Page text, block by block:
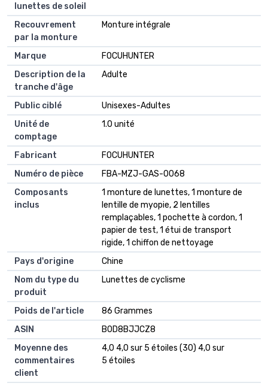
lunettes de soleil
Recouvrement
par la monture
Monture intégrale
Marque
FOCUHUNTER
Description de la
tranche d'âge
Adulte
Public ciblé
Unisexes-Adultes
Unité de
comptage
1.0 unité
Fabricant
FOCUHUNTER
Numéro de pièce
FBA-MZJ-GAS-0068
Composants
inclus
1 monture de lunettes, 1 monture de
lentille de myopie, 2 lentilles
remplaçables, 1 pochette à cordon, 1
papier de test, 1 étui de transport
rigide, 1 chiffon de nettoyage
Pays d'origine
Chine
Nom du type du
produit
Lunettes de cyclisme
Poids de l'article
86 Grammes
ASIN
B0D8BJJCZ8
Moyenne des
commentaires
client
4,0 4,0 sur 5 étoiles (30) 4,0 sur
5 étoiles